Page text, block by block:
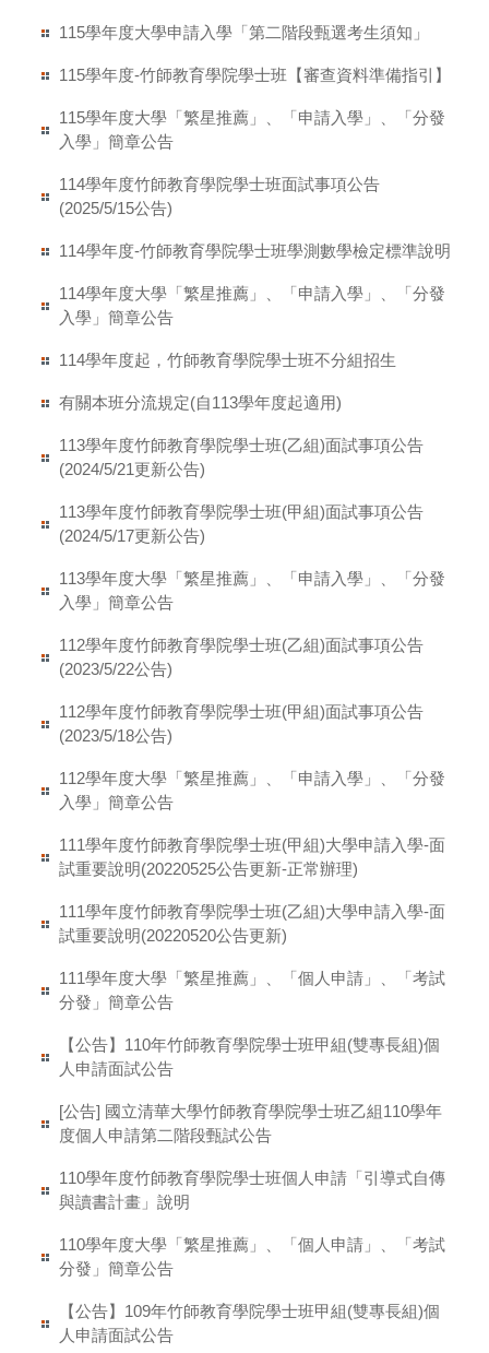
115學年度大學申請入學「第二階段甄選考生須知」
115學年度-竹師教育學院學士班【審查資料準備指引】
115學年度大學「繁星推薦」、「申請入學」、「分發
入學」簡章公告
114學年度竹師教育學院學士班面試事項公告
(2025/5/15公告)
114學年度-竹師教育學院學士班學測數學檢定標準說明
114學年度大學「繁星推薦」、「申請入學」、「分發
入學」簡章公告
114學年度起，竹師教育學院學士班不分組招生
有關本班分流規定(自113學年度起適用)
113學年度竹師教育學院學士班(乙組)面試事項公告
(2024/5/21更新公告)
113學年度竹師教育學院學士班(甲組)面試事項公告
(2024/5/17更新公告)
113學年度大學「繁星推薦」、「申請入學」、「分發
入學」簡章公告
112學年度竹師教育學院學士班(乙組)面試事項公告
(2023/5/22公告)
112學年度竹師教育學院學士班(甲組)面試事項公告
(2023/5/18公告)
112學年度大學「繁星推薦」、「申請入學」、「分發
入學」簡章公告
111學年度竹師教育學院學士班(甲組)大學申請入學-面
試重要說明(20220525公告更新-正常辦理)
111學年度竹師教育學院學士班(乙組)大學申請入學-面
試重要說明(20220520公告更新)
111學年度大學「繁星推薦」、「個人申請」、「考試
分發」簡章公告
【公告】110年竹師教育學院學士班甲組(雙專長組)個
人申請面試公告
[公告] 國立清華大學竹師教育學院學士班乙組110學年
度個人申請第二階段甄試公告
110學年度竹師教育學院學士班個人申請「引導式自傳
與讀書計畫」說明
110學年度大學「繁星推薦」、「個人申請」、「考試
分發」簡章公告
【公告】109年竹師教育學院學士班甲組(雙專長組)個
人申請面試公告